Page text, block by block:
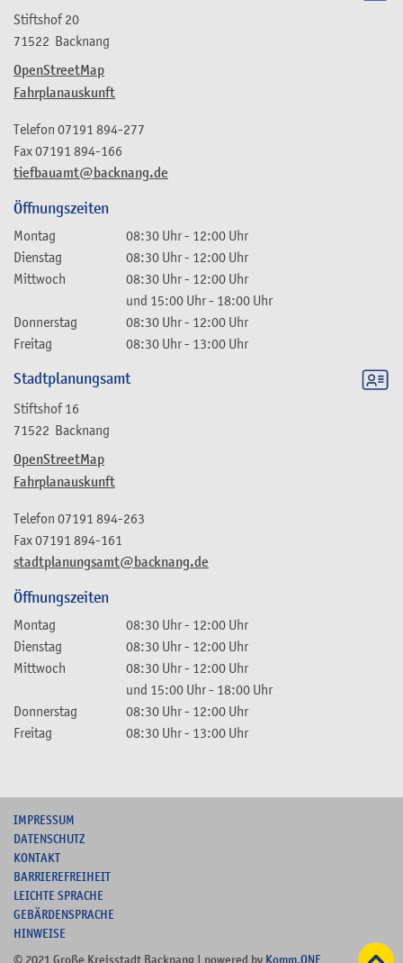
Stiftshof 20
71522 Backnang
OpenStreetMap
Fahrplanauskunft
tiefbauamt@backnang.de
Telefon 07191 894-277
Fax07191 894-166
Öffnungszeiten
Montag 08:30 Uhr- 12:00 Uhr
Dienstag
08:30 Uhr- 12:00 Uhr
Mittwoch
08:30 Uhr- 12:00 Uhr
und 15:00 Uhr- 18:00 Uhr
Donnerstag
08:30 Uhr- 12:00 Uhr
Freitag
08:30 Uhr- 13:00 Uhr
Stadtplanungsamt
Stiftshof 16
71522 Backnang
OpenStreetMap
Fahrplanauskunft
stadtplanungsamt@backnang.de
Telefon 07191 894-263
Fax07191 894-161
Öffnungszeiten
Montag 08:30 Uhr- 12:00 Uhr
Dienstag
08:30 Uhr- 12:00 Uhr
Mittwoch
08:30 Uhr- 12:00 Uhr
und 15:00 Uhr- 18:00 Uhr
Donnerstag
08:30 Uhr- 12:00 Uhr
Freitag
08:30 Uhr- 13:00 Uhr
IMPRESSUM
DATENSCHUTZ
KONTAKT
BARRIEREFREIHEIT
L EICHTE SPRACHE
GEBÄRDENSPRACHE
HINWEISE
© 2021 Große Kreisstadt Backnang | powered by Komm.ONE